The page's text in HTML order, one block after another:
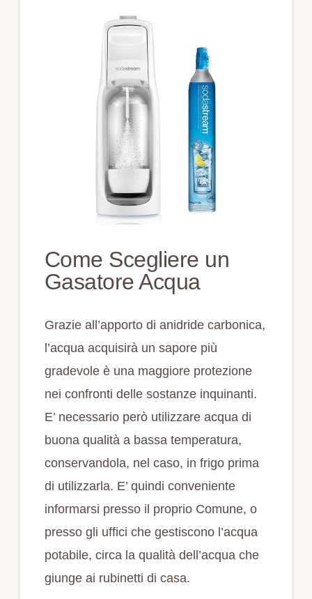
Come Scegliere un
Gasatore Acqua
Grazie all’apporto di anidride carbonica,
l’acqua acquisirà un sapore più
gradevole è una maggiore protezione
nei confronti delle sostanze inquinanti.
E’ necessario però utilizzare acqua di
buona qualità a bassa temperatura,
conservandola, nel caso, in frigo prima
di utilizzarla. E’ quindi conveniente
informarsi presso il proprio Comune, o
presso gli uffici che gestiscono l’acqua
potabile, circa la qualità dell’acqua che
giunge ai rubinetti di casa.